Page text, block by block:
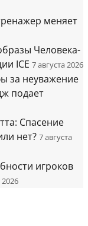
меняет
Человека-
ICE 7 августа 2026
за неуважение
подает
Спасение
нет? 7 августа
игроков
2026